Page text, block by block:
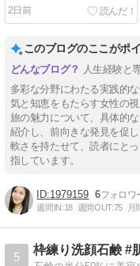
2日前
このブログのここがポ
人生経験と
多彩な分野にわたる実践的
気と知恵をもたらす女性の
旅の魅力について、具体的
紹介し、前向きな発見を促
軟さを持たせて、読者にと
指しています。
1979159 6
週間IN:18 週間OUT:75 月
5
枠練り洗顔石鹸 #